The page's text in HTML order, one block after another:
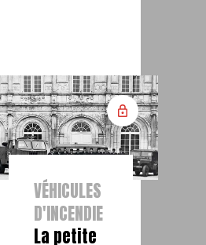
VÉHICULES
D'INCENDIE
La petite